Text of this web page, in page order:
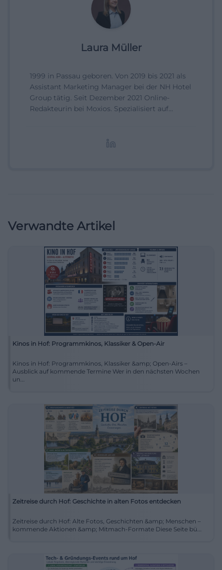
Laura Müller
1999 in Passau geboren. Von 2019 bis 2021 als
Assistant Marketing Manager bei der NH Hotel
Group tätig. Seit Dezember 2021 Online-
Redakteurin bei Moxios. Spezialisiert auf
Verwandte Artikel
Kinos in Hof: Programmkinos, Klassiker & Open-Air
Kinos in Hof: Programmkinos, Klassiker &amp; Open-Airs –
Ausblick auf kommende Termine Wer in den nächsten Wochen
un...
Zeitreise durch Hof: Geschichte in alten Fotos entdecken
Zeitreise durch Hof: Alte Fotos, Geschichten &amp; Menschen –
kommende Aktionen &amp; Mitmach-Formate Diese Seite bü...